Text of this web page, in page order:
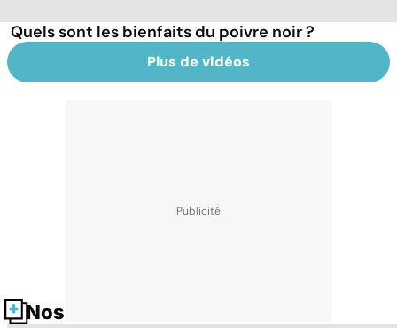
Quels sont les bienfaits du poivre noir ?
Plus de vidéos
Nos fiches santé